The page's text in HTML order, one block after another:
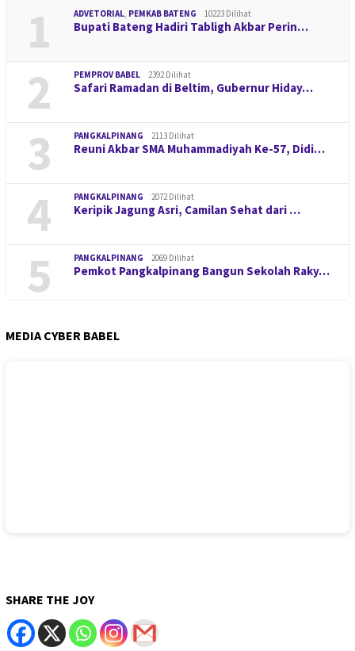
1 ADVETORIAL, PEMKAB BATENG 10223 Dilihat
Bupati Bateng Hadiri Tabligh Akbar Perin…
2 PEMPROV BABEL 2392 Dilihat
Safari Ramadan di Beltim, Gubernur Hiday…
3 PANGKALPINANG 2113 Dilihat
Reuni Akbar SMA Muhammadiyah Ke-57, Didi…
4 PANGKALPINANG 2072 Dilihat
Keripik Jagung Asri, Camilan Sehat dari …
5 PANGKALPINANG 2069 Dilihat
Pemkot Pangkalpinang Bangun Sekolah Raky…
MEDIA CYBER BABEL
SHARE THE JOY